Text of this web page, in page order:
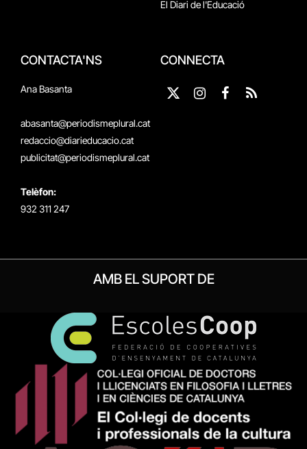
El Diari de l'Educació
CONTACTA'NS
Ana Basanta
abasanta@periodismeplural.cat
redaccio@diarieducacio.cat
publicitat@periodismeplural.cat
Telèfon:
932 311 247
CONNECTA
X
Instagram
Facebook
RSS
AMB EL SUPORT DE